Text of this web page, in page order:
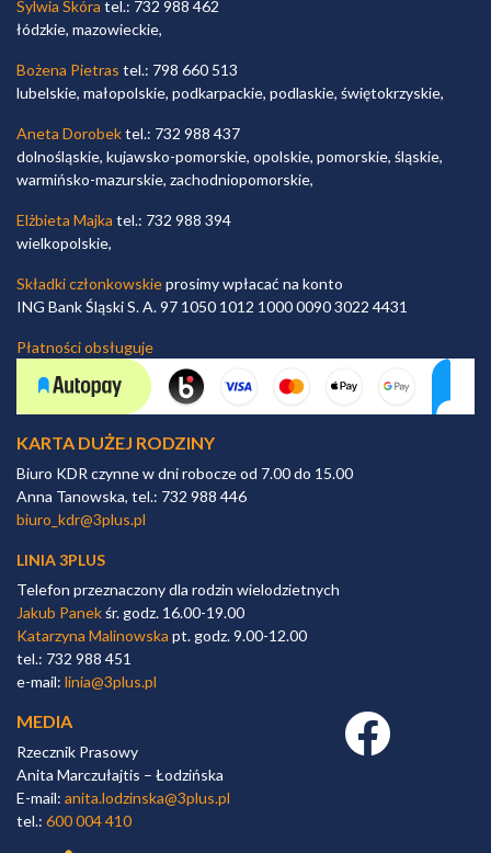
Sylwia Skóra tel.: 732 988 462
łódzkie, mazowieckie,
Bożena Pietras tel.: 798 660 513
lubelskie, małopolskie, podkarpackie, podlaskie, świętokrzyskie,
Aneta Dorobektel.: 732 988 437
dolnośląskie, kujawsko-pomorskie, opolskie, pomorskie, śląskie,
warmińsko-mazurskie, zachodniopomorskie,
Elżbieta Majka tel.: 732 988 394
wielkopolskie,
Składki członkowskieprosimy wpłacać na konto
ING Bank Śląski S. A. 97 1050 1012 1000 0090 3022 4431
Płatności obsługuje
KARTA DUŻEJ RODZINY
Biuro KDR czynne w dni robocze od 7.00 do 15.00
Anna Tanowska, tel.: 732 988 446
biuro_kdr@3plus.pl
LINIA 3PLUS
Telefon przeznaczony dla rodzin wielodzietnych
Jakub Panekśr. godz. 16.00-19.00
Katarzyna Malinowska pt. godz. 9.00-12.00
tel.: 732 988 451
e-mail: linia@3plus.pl
MEDIA
Rzecznik Prasowy
Anita Marczułajtis – Łodzińska
E-mail: anita.lodzinska@3plus.pl
tel.: 600 004 410
Facebook link